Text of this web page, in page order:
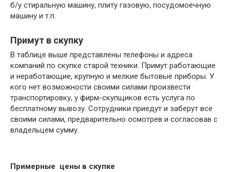
б/у стиральную машину, плиту газовую, посудомоечную
машину и т.п.
Примут в скупку
В таблице выше представлены телефоны и адреса
компаний по скупке старой техники. Примут работающие
и неработающие, крупную и мелкие бытовые приборы. У
кого нет возможности своими силами произвести
транспортировку, у фирм-скупщиков есть услуга по
бесплатному вывозу. Сотрудники приедут и заберут все
своими силами, предварительно осмотрев и согласовав с
владельцем сумму.
Примерные цены в скупке